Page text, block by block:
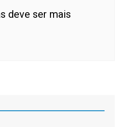
deve ser mais